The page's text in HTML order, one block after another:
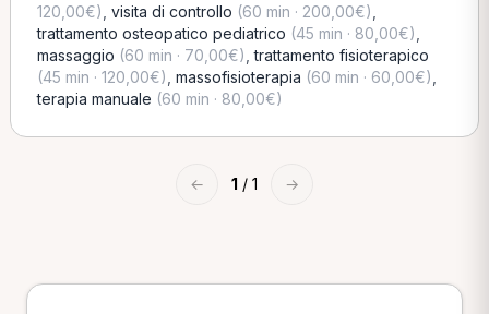
120,00€) visita di controllo (60 min · 200,00€)
trattamento osteopatico pediatrico (45 min · 80,00€)
massaggio (60 min · 70,00€) ,trattamento fisioterapico
(45 min · 120,00€) massofisioterapia (60 min · 60,00€)
terapia manuale (60 min · 80,00€)
← 1 / 1 →